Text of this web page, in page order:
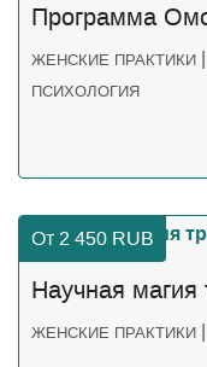
Программа
ЖЕНСКИЕ ПРАКТИКИ |
ПСИХОЛОГИЯ
От 2 450 RUB
Научная магия
ЖЕНСКИЕ ПРАКТИКИ |